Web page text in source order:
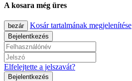
A kosara még üres
bezár Kosár tartalmának megjelenítése
Bejelentkezés
Elfelejtette a jelszavát?
Bejelentkezés